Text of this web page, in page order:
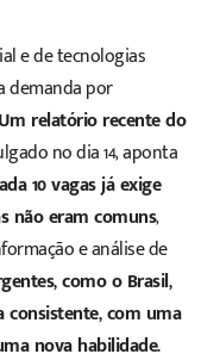
e de tecnologias
demanda por
Um relatório recente do
no dia 14, aponta
10 vagas já exige
não eram comuns,
e análise de
como o Brasil,
com uma
nova habilidade.